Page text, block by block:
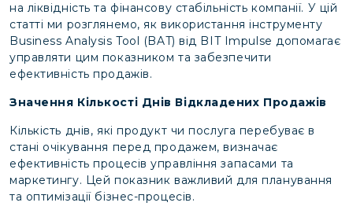
на ліквідність та фінансову стабільність компанії. У цій
статті ми розглянемо, як використання інструменту
Business Analysis Tool (BAT) від BIT Impulse допомагає
управляти цим показником та забезпечити
ефективність продажів.
Значення Кількості Днів Відкладених Продажів
Кількість днів, які продукт чи послуга перебуває в
стані очікування перед продажем, визначає
ефективність процесів управління запасами та
маркетингу. Цей показник важливий для планування
та оптимізації бізнес-процесів.